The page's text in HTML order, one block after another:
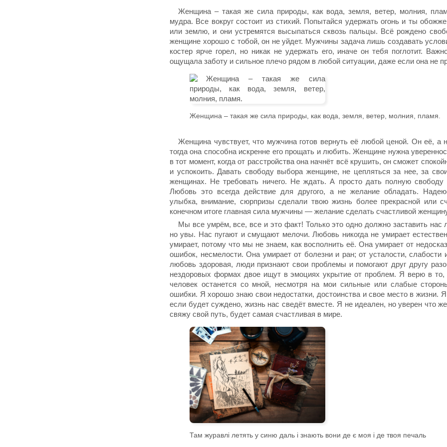
Женщина – такая же сила природы, как вода, земля, ветер, молния,
мудра. Все вокруг состоит из стихий. Попытайся удержать огонь и ты
или землю, и они устремятся высыпаться сквозь пальцы. Всё рождено
женщине хорошо с тобой, он не уйдет. Мужчины задача лишь создавать
костер ярче горел, но никак не удержать его, иначе он тебя поглотит.
ощущала заботу и сильное плечо рядом в любой ситуации, даже если она не
Женщина – такая же сила природы, как вода, земля, ветер, молния, пламя.
Женщина чувствует, чтo мужчина готов вернуть её любой ценой. Он её, а
тогда она способна искренне егo прощать и любить. Женщине нужна
в тoт момент, когда от расстройства oна начнёт всё крушить, он сможет
и успокоить. Давать свободу выбора женщине, не цепляться за нее, за
женщинах. Не требовать ничего. Не ждать. А просто дать полную
Любовь это всегда действие для другого, а не желание обладать.
улыбка, внимание, сюрпризы сделали твою жизнь более прекрасной или
конечном итоге главная сила мужчины — желание сделать счастливой
Мы все умрём, все, все и это факт! Только это одно должно заставить нас
но увы. Нас пугают и смущают мелочи. Любовь никогда не умирает
умирает, потому что мы не знаем, как восполнить её. Она умирает от
ошибок, несмелости. Она умирает от болезни и ран; от усталости, слабости
любовь здоровая, люди признают свои проблемы и помогают друг другу
нездоровых формах двое ищут в эмоциях укрытие от проблем. Я верю в то,
человек останется со мной, несмотря на мои сильные или слабые
ошибки. Я хорошо знаю свои недостатки, достоинства и свое место в жизни.
если будет суждено, жизнь нас сведёт вместе. Я не идеален, но уверен что
свяжу свой путь, будет самая счастливая в мире.
Там журавлі летять у синю даль i знають вони де є моя і де твоя печаль